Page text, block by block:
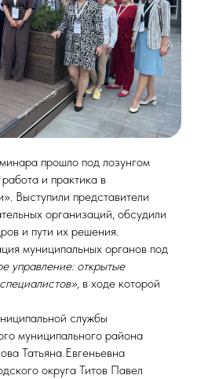
прошло под лозунгом
и практика в
Выступили представители
организаций, обсудили
и пути их решения.
муниципальных органов под
управление: открытые
в ходе которой
службы
муниципального района
Татьяна Евгеньевна
округа Титов Павел